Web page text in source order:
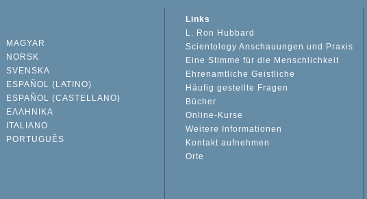
MAGYAR
NORSK
SVENSKA
ESPAÑOL (LATINO)
ESPAÑOL (CASTELLANO)
ΕΛΛΗΝΙΚA
ITALIANO
PORTUGUÊS
Links
L. Ron Hubbard
Scientology Anschauungen und Praxis
Eine Stimme für die Menschlichkeit
Ehrenamtliche Geistliche
Häufig gestellte Fragen
Bücher
Online-Kurse
Weitere Informationen
Kontakt aufnehmen
Orte